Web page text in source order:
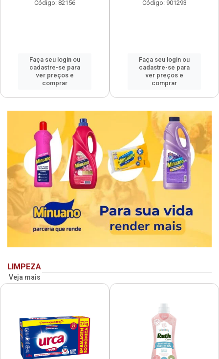
Código: 82156
Faça seu login ou
cadastre-se para
ver preços e
comprar
Código: 901293
Faça seu login ou
cadastre-se para
ver preços e
comprar
LIMPEZA
Veja mais